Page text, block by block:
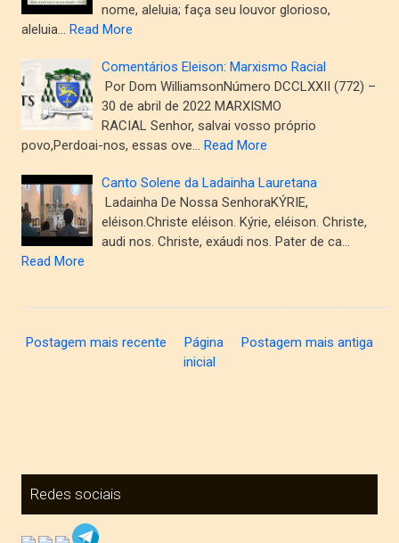
nome, aleluia; faça seu louvor glorioso,
aleluia… Read More
Comentários Eleison: Marxismo Racial
Por Dom WilliamsonNúmero DCCLXXII (772) –
30 de abril de 2022 MARXISMO
RACIAL Senhor, salvai vosso próprio
povo,Perdoai-nos, essas ove… Read More
Canto Solene da Ladainha Lauretana
Ladainha De Nossa SenhoraKÝRIE,
eléison.Christe eléison. Kýrie, eléison. Christe,
audi nos. Christe, exáudi nos. Pater de ca…
Read More
Postagem mais recente Postagem mais antiga
Página
inicial
Redes sociais